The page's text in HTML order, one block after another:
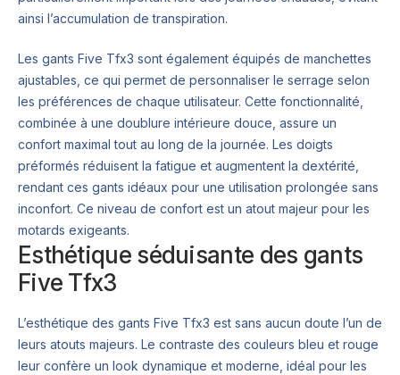
ainsi l’accumulation de transpiration.
Les gants Five Tfx3 sont également équipés de manchettes
ajustables, ce qui permet de personnaliser le serrage selon
les préférences de chaque utilisateur. Cette fonctionnalité,
combinée à une doublure intérieure douce, assure un
confort maximal tout au long de la journée. Les doigts
préformés réduisent la fatigue et augmentent la dextérité,
rendant ces gants idéaux pour une utilisation prolongée sans
inconfort. Ce niveau de confort est un atout majeur pour les
motards exigeants.
Esthétique séduisante des gants
Five Tfx3
L’esthétique des gants Five Tfx3 est sans aucun doute l’un de
leurs atouts majeurs. Le contraste des couleurs bleu et rouge
leur confère un look dynamique et moderne, idéal pour les